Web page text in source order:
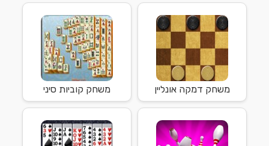
משחק דמקה אונליין משחק קוביות סיני